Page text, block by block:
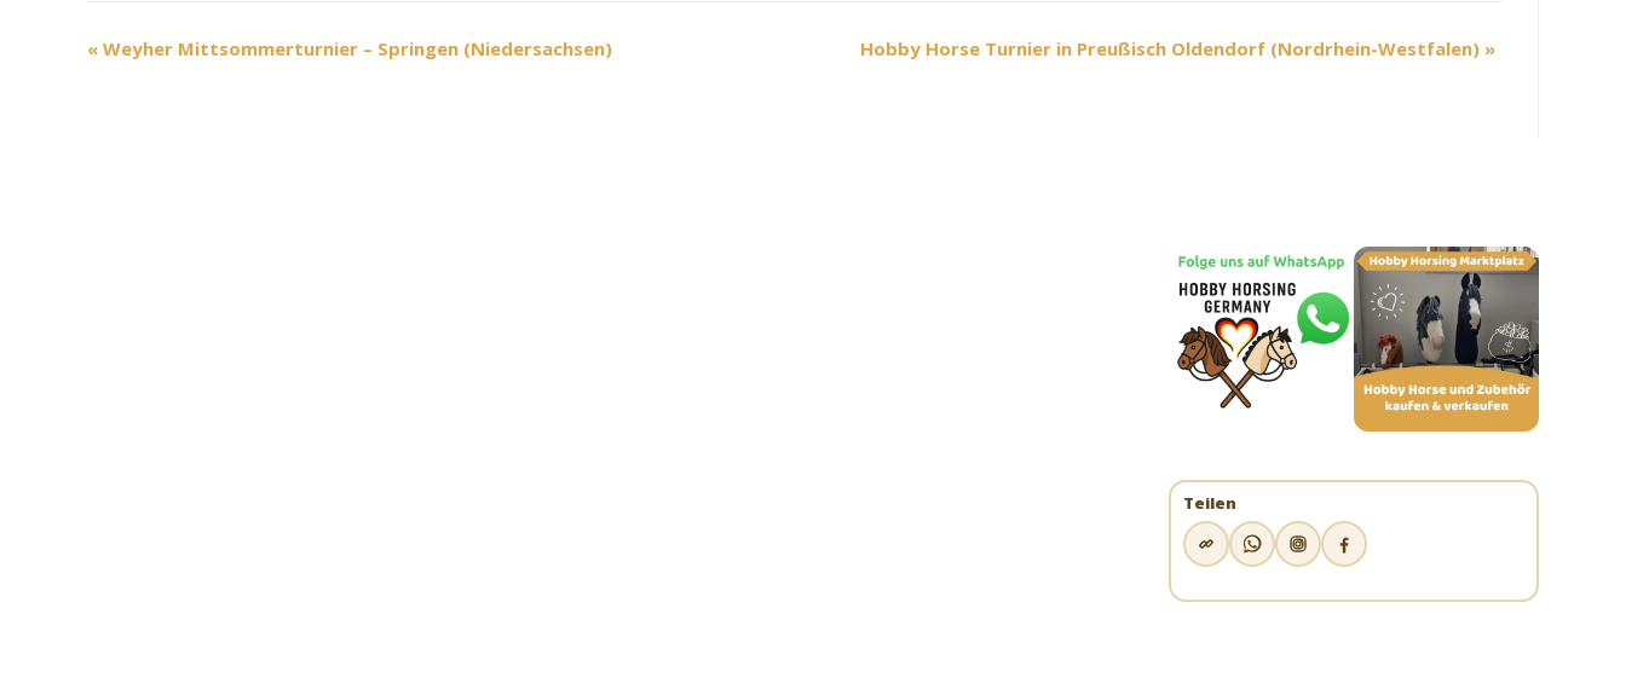
V
« Weyher Mittsommerturnier – Springen (Niedersachsen) Hobby Horse Turnier in Preußisch Oldendorf (Nordrhein-Westfalen) »
Teilen